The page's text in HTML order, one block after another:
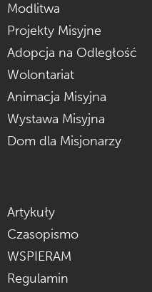
Modlitwa
Projekty Misyjne
Adopcja na Odległość
Wolontariat
Animacja Misyjna
Wystawa Misyjna
Dom dla Misjonarzy
Artykuły
Czasopismo
WSPIERAM
Regulamin